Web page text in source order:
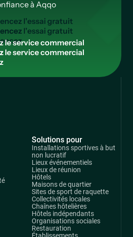
à Aqqo
encezl'essaigratuit
leservicecommercial
Solutions pour
Installations sportives à but
non lucratif
Lieux événementiels
Lieux de réunion
Hôtels
Maisons de quartier
Sites de sport de raquette
Collectivités locales
Chaînes hôtelières
Hôtels indépendants
Organisations sociales
Restauration